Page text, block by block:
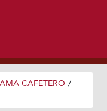
CAFETERO /